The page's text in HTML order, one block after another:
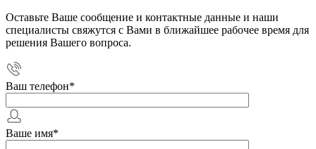
Оставьте Ваше сообщение и контактные данные и наши
специалисты свяжутся с Вами в ближайшее рабочее время для
решения Вашего вопроса.
Ваш телефон*
Ваше имя*